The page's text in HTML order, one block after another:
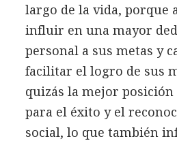
largo de la vida, porque
influir en una mayor
personal a sus metas y
facilitar el logro de sus
quizás la mejor posición
para el éxito y el
social, lo que también